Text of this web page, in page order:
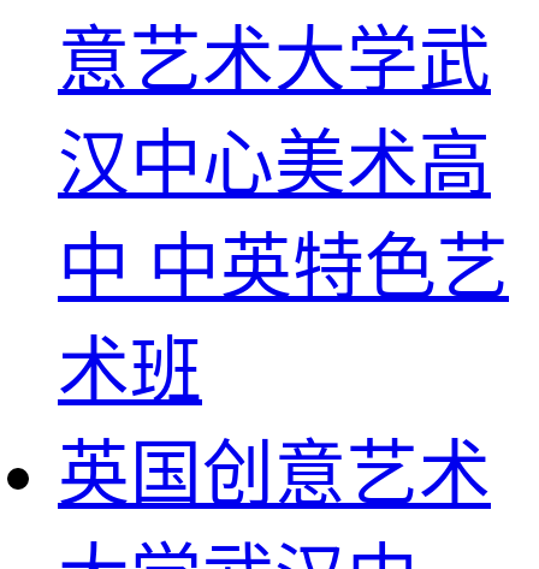
意艺术大学武
汉中心美术高
中 中英特色艺
术班
英国创意艺术